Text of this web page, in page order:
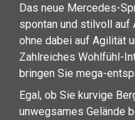
Das neue Mercedes-
spontan und stilvoll auf
ohne dabei auf Agilität
Zahlreiches Wohlfühl-
bringen Sie mega-
Egal, ob Sie kurvige
unwegsames Gelände